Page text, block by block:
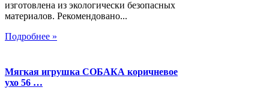
изготовлена из экологически безопасных
материалов. Рекомендовано...
Подробнее »
Мягкая игрушка СОБАКА коричневое
ухо 56 …